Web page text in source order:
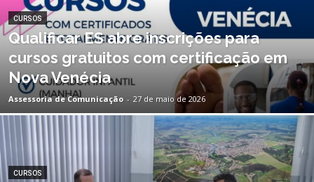
CURSOS
Qualificar ES abre inscrições para
cursos gratuitos com certificação em
Nova Venécia
Assessoria de Comunicação - 27 de maio de 2026
CURSOS